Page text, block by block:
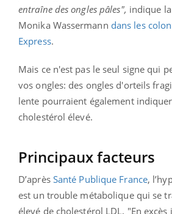
entraîne des ongles pâles", indique
Monika Wassermann dans les
Express.
Mais ce n'est pas le seul signe qui
vos ongles: des ongles d'orteils
lente pourraient également
cholestérol élevé.
Principaux facteurs
D’après Santé Publique France,
est un trouble métabolique qui se
élevé de cholestérol LDL. "En excès